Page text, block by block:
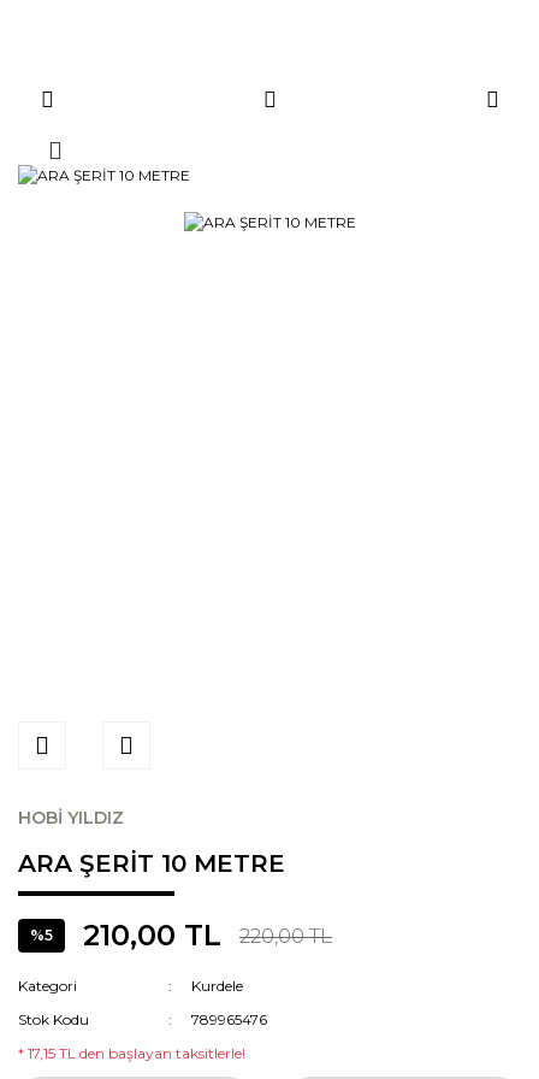
HOBİ YILDIZ
ARA ŞERİT 10 METRE
%5 210,00 TL 220,00 TL
Kategori
Kurdele
Stok Kodu
789965476
* 17,15 TL den başlayan taksitlerle!